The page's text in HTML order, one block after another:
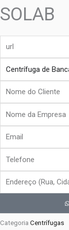
SOLAB
Nome
Cliente
Empresa
Email
Endereço
Categoria Centrífugas